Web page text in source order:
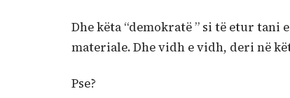
Dhe këta “demokratë ” si të etur
materiale. Dhe vidh e vidh, deri në
Pse?